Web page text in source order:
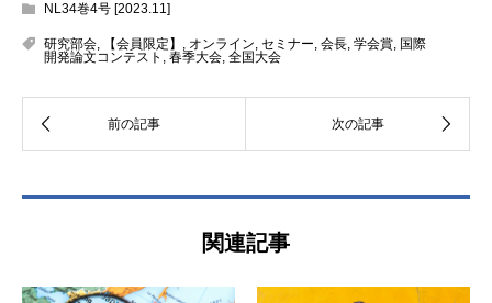
NL34巻4号 [2023.11]
研究部会, 【会員限定】 , オンライン, セミナー, 会長, 学会賞, 国際
開発論文コンテスト , 春季大会, 全国大会
関連記事